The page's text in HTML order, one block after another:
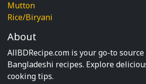
Mutton
Rice/Biryani
About
AllBDRecipe.com is your go-to
Bangladeshi recipes. Explore
cooking tips.